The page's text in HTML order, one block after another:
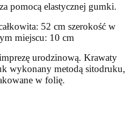
pomocą elastycznej gumki.
52 cm szerokość w
miejscu: 10 cm
urodzinową. Krawaty
wykonany metodą sitodruku,
w folię.